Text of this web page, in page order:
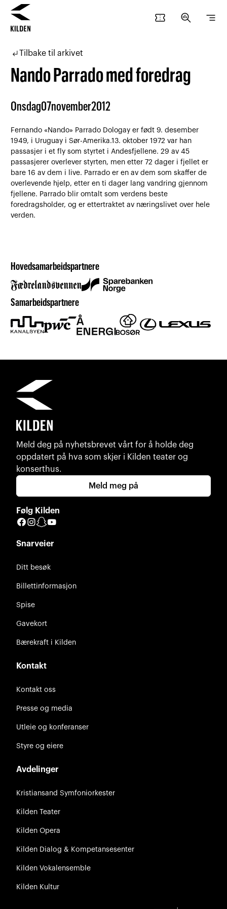
confirmation_number search_insights segment
subdirectory_arrow_leftTilbake til arkivet
Nando Parrado med foredrag
Onsdag07november2012
Fernando «Nando» Parrado Dologay er født 9. desember
1949, i Uruguay i Sør-Amerika.13. oktober 1972 var han
passasjer i et fly som styrtet i Andesfjellene. 29 av 45
passasjerer overlever styrten, men etter 72 dager i fjellet er
bare 16 av dem i live. Parrado er en av dem som skaffer de
overlevende hjelp, etter en ti dager lang vandring gjennom
fjellene. Parrado blir omtalt som verdens beste
foredragsholder, og er ettertraktet av næringslivet over hele
verden.
Hovedsamarbeidspartnere
Samarbeidspartnere
Meld deg på nyhetsbrevet vårt for å holde deg
oppdatert på hva som skjer i Kilden teater og
konserthus.
Meld meg på
Følg Kilden
Facebook
Instagram
Snapchat
Snarveier
Ditt besøk
Billettinformasjon
Spise
Gavekort
Bærekraft i Kilden
Kontakt
Kontakt oss
Presse og media
Utleie og konferanser
Styre og eiere
Avdelinger
Kristiansand Symfoniorkester
Kilden Teater
Kilden Opera
Kilden Dialog & Kompetansesenter
Kilden Vokalensemble
Kilden Kultur